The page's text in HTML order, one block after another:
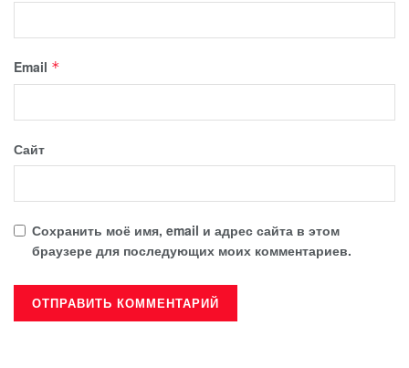
Email *
Сайт
Сохранить моё имя, email и адрес сайта в этом
браузере для последующих моих комментариев.